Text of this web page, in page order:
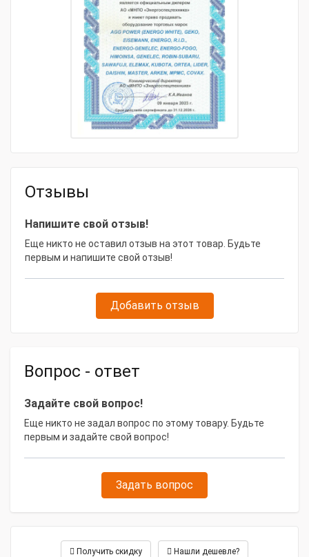
Отзывы
Напишите свой отзыв!
Еще никто не оставил отзыв на этот товар. Будьте
первым и напишите свой отзыв!
Добавить отзыв
Вопрос - ответ
Задайте свой вопрос!
Еще никто не задал вопрос по этому товару. Будьте
первым и задайте свой вопрос!
Задать вопрос
Получить скидку Нашли дешевле?